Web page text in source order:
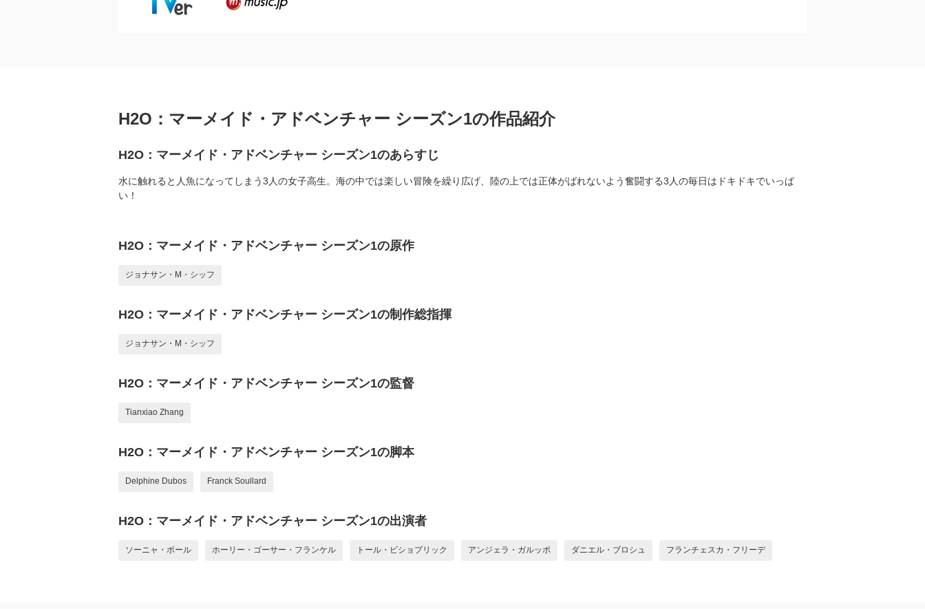
H2O：マーメイド・アドベンチャー シーズン1の作品紹介
H2O：マーメイド・アドベンチャー シーズン1のあらすじ
水に触れると人魚になってしまう3人の女子高生。海の中では楽しい冒険を繰り広げ、陸の上では正体がばれないよう奮闘する3人の毎日はドキドキでいっぱ
い！
H2O：マーメイド・アドベンチャー シーズン1の原作
ジョナサン・M・シッフ
H2O：マーメイド・アドベンチャー シーズン1の制作総指揮
ジョナサン・M・シッフ
H2O：マーメイド・アドベンチャー シーズン1の監督
Tianxiao Zhang
H2O：マーメイド・アドベンチャー シーズン1の脚本
Delphine Dubos Franck Soullard
H2O：マーメイド・アドベンチャー シーズン1の出演者
ソーニャ・ボール ホーリー・ゴーサー・フランケル トール・ビショプリック アンジェラ・ガルッポ ダニエル・ブロシュ フランチェスカ・フリーデ